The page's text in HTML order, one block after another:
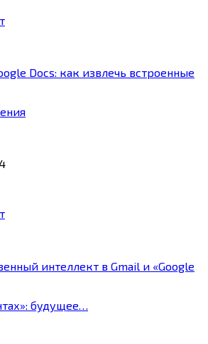
Docs: как извлечь встроенные
интеллект в Gmail и «Google
будущее…